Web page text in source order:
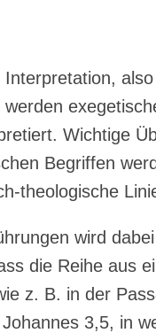
wer­den
Wich­ti­ge
Begrif­fen
theo­lo­gi­sche
wird
die Rei­he aus
z. B. in der
3,5, in